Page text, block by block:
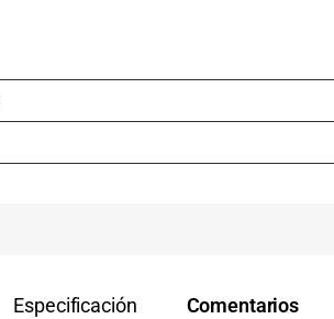
Especificación Comentarios